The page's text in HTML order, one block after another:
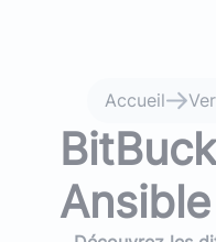
Accueil
Ansible